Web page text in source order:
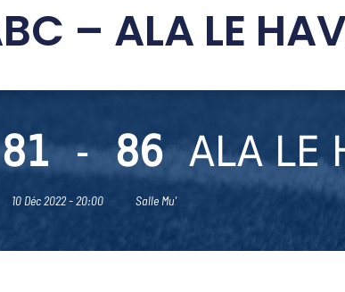
– ALA LE
81 - 86 ALA LE
10 Déc 2022 - 20:00 Salle Mu'